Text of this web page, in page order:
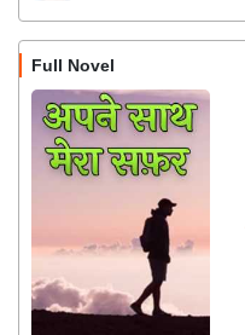
Full Novel